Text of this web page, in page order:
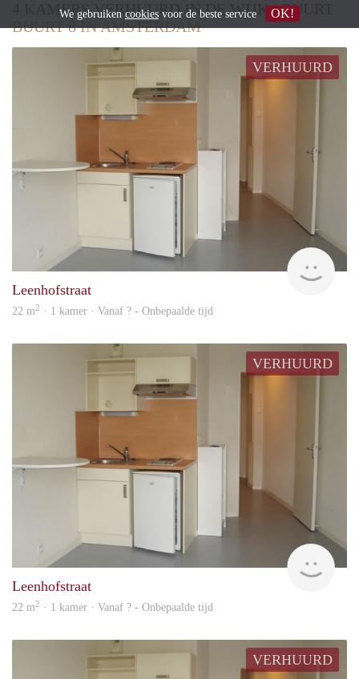
4 KAMERS VERHUURD IN DE WIJK / BUURT
BUURT 8 IN AMSTERDAM
VERHUURD
Leenhofstraat
22 m2 · 1 kamer · Vanaf ? - Onbepaalde tijd
VERHUURD
Leenhofstraat
22 m2 · 1 kamer · Vanaf ? - Onbepaalde tijd
VERHUURD
We gebruiken cookies voor de beste service OK!